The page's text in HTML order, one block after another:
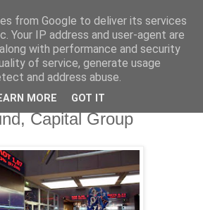
2014
από την Ελλάδα το
Capital Group
from Google to deliver its services
Your IP address and user-agent are
with performance and security
of service, generate usage
and address abuse.
MORE GOT IT